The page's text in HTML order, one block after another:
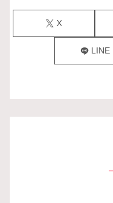
X
LINE